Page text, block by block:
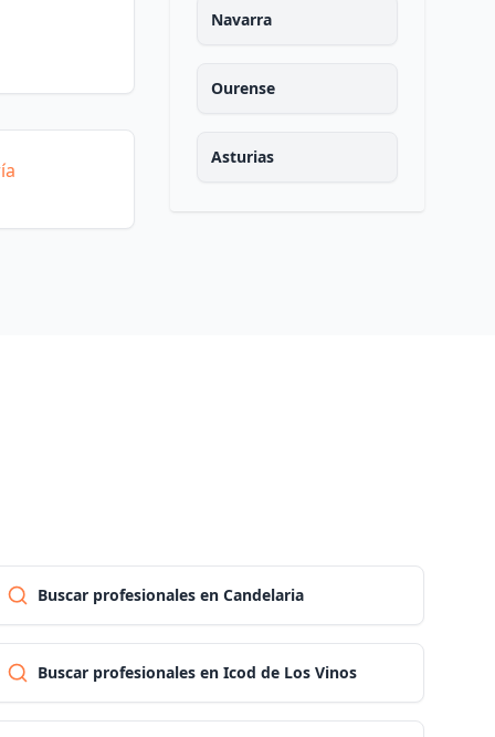
Navarra
Ourense
Asturias
Cantabria
Sevilla
Buscar profesionales en Candelaria
Buscar profesionales en Icod de Los Vinos